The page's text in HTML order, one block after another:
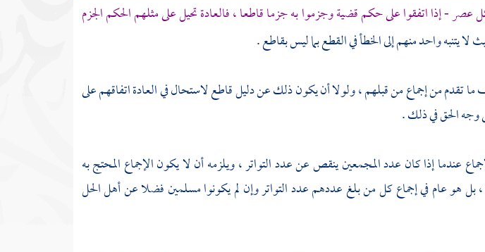
عصر - إذا اتفقوا على حكم قضية وجزموا به جزما قاطعا ، فالعادة تحيل على مثلهم الحكم الجزم
لا يتنبه واحد منهم إلى الخطأ في القطع بما ليس بقاطع .
تقدم من إجماع من قبلهم ، ولولا أن يكون ذلك عن دليل قاطع لاستحال في العادة اتفاقهم على
وجه الحق في ذلك .
عندما إذا كان عدد المجمعين ينقص عن عدد التواتر ، ويلزمه أن لا يكون الإجماع المحتج به
بل هو عام في إجماع كل من بلغ عددهم عدد التواتر وإن لم يكونوا مسلمين فضلا عن أهل الحل